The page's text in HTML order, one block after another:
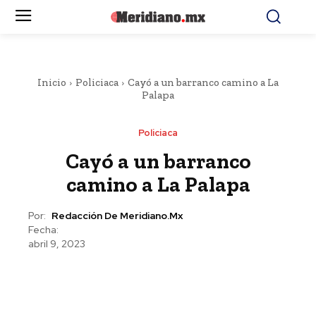
Inicio Policiaca
Cayó a un barranco camino a La
Palapa
Policiaca
Cayó a un barranco
camino a La Palapa
Por: Redacción De Meridiano.mx
Fecha:
abril 9, 2023